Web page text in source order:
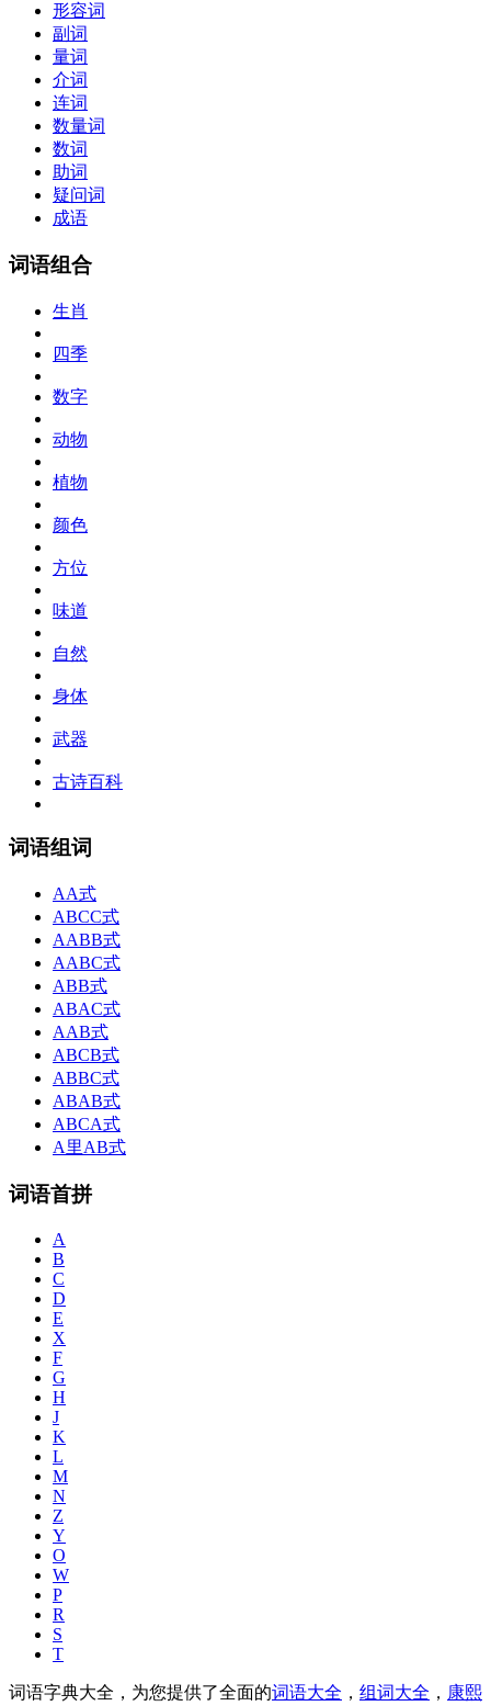
形容词
副词
量词
介词
连词
数量词
数词
助词
疑问词
成语
词语组合
生肖
四季
数字
动物
植物
颜色
方位
味道
自然
身体
武器
古诗百科
词语组词
AA式
ABCC式
AABB式
AABC式
ABB式
ABAC式
AAB式
ABCB式
ABBC式
ABAB式
ABCA式
A里AB式
词语首拼
A
B
C
D
E
X
F
G
H
J
K
L
M
N
Z
Y
O
W
P
R
S
T
词语字典大全，为您提供了全面的词语大全 ， 组词大全 ， 康熙